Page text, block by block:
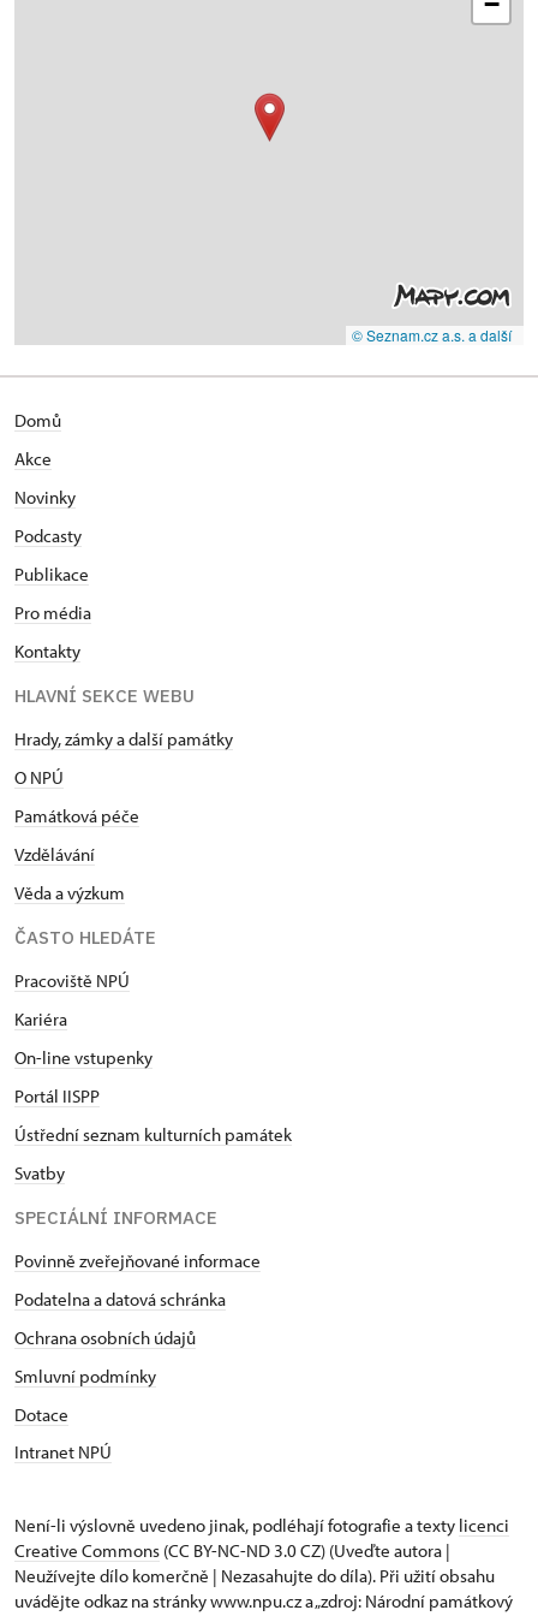
© Seznam.cz a.s. a další
Domů
Akce
Novinky
Podcasty
Publikace
Pro média
Kontakty
HLAVNÍ SEKCE WEBU
Hrady, zámky a další památky
O NPÚ
Památková péče
Vzdělávání
Věda a výzkum
ČASTO HLEDÁTE
Pracoviště NPÚ
Kariéra
On-line vstupenky
Portál IISPP
Ústřední seznam kulturních památek
Svatby
SPECIÁLNÍ INFORMACE
Povinně zveřejňované informace
Podatelna a datová schránka
Ochrana osobních údajů
Smluvní podmínky
Dotace
Intranet NPÚ
Není-li výslovně uvedeno jinak, podléhají fotografie a texty licenci
Creative Commons (CC BY-NC-ND 3.0 CZ) (Uveďte autora |
Neužívejte dílo komerčně | Nezasahujte do díla). Při užití obsahu
uvádějte odkaz na stránky www.npu.cz a „zdroj: Národní památkový